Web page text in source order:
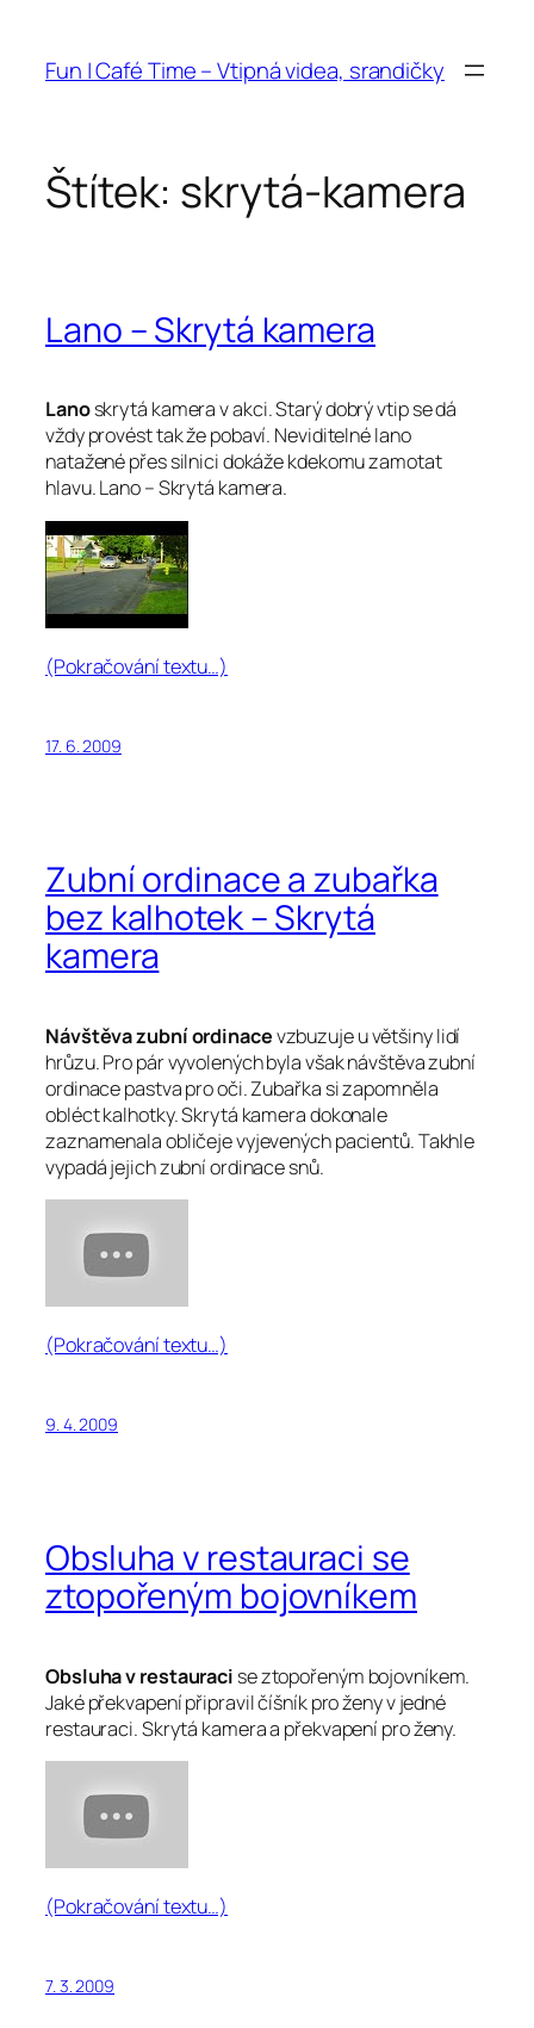
obsahFun | Café Time – Vtipná videa, srandičky
Štítek: skrytá-kamera
Lano – Skrytá kamera
Lanoskrytá kamera v akci. Starý dobrý vtip se dá
vždy provést tak že pobaví. Neviditelné lano
natažené přes silnici dokáže kdekomu zamotat
hlavu. Lano – Skrytá kamera.
(Pokračování textu…)
17. 6. 2009
Zubní ordinace a zubařka
bez kalhotek – Skrytá
kamera
Návštěva zubní ordinacevzbuzuje u většiny lidí
hrůzu. Pro pár vyvolených byla však návštěva zubní
ordinace pastva pro oči. Zubařka si zapomněla
obléct kalhotky. Skrytá kamera dokonale
zaznamenala obličeje vyjevených pacientů. Takhle
vypadá jejich zubní ordinace snů.
(Pokračování textu…)
9. 4. 2009
Obsluha v restauraci se
ztopořeným bojovníkem
Obsluha v restauraci se ztopořeným bojovníkem.
Jaké překvapení připravil číšník pro ženy v jedné
restauraci. Skrytá kamera a překvapení pro ženy.
(Pokračování textu…)
7. 3. 2009